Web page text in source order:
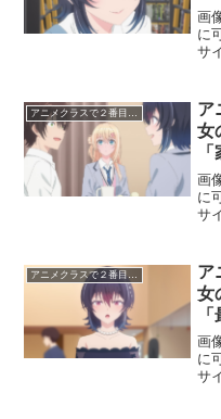
感
画
に
サ
海
お
ア
女
画
に
サ
族
い
ア
女
想
画
に
サ